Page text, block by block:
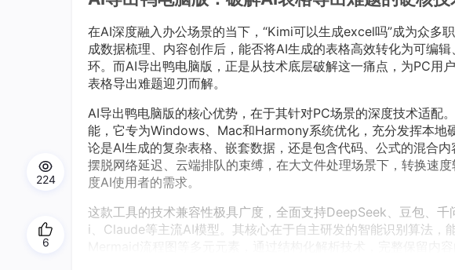
在AI深度融入办公场景的当下，“Kimi可以生成excel吗”成为众多
成数据梳理、内容创作后，能否将AI生成的表格高效转化为可编
环。而AI导出鸭电脑版，正是从技术底层破解这一痛点，为PC用
表格导出难题迎刃而解。
AI导出鸭电脑版的核心优势，在于其针对PC场景的深度技术适配
能，它专为Windows、Mac和Harmony系统优化，充分发挥本地
论是AI生成的复杂表格、嵌套数据，还是包含代码、公式的混合
摆脱网络延迟、云端排队的束缚，在大文件处理场景下，转换速
度AI使用者的需求。
这款工具的技术兼容性极具广度，全面支持DeepSeek、豆包、
i、Claude等主流AI模型。其核心在于自主研发的智能识别算法，
224
6